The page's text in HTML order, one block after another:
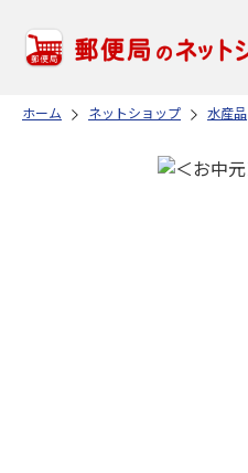
ホーム ネットショップ 水産品